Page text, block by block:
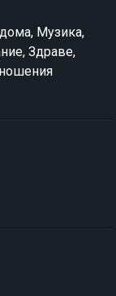
Музика,
Здраве,